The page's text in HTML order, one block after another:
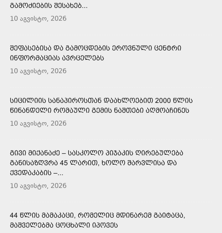
ᲒᲐᲛᲝᲫᲘᲔᲑᲘᲡ ᲨᲔᲡᲐᲮᲔᲑ...
10 აგვისტო, 2026
ᲨᲔᲤᲐᲡᲔᲑᲘᲡᲐ ᲓᲐ ᲒᲐᲛᲝᲪᲓᲔᲑᲘᲡ ᲔᲠᲝᲕᲜᲣᲚᲘ ᲪᲔᲜᲢᲠᲘ
ᲘᲜᲤᲝᲠᲛᲐᲪᲘᲐᲡ ᲐᲕᲠᲪᲔᲚᲔᲑᲡ
10 აგვისტო, 2026
ᲡᲘᲪᲘᲚᲘᲘᲡ ᲡᲐᲜᲐᲞᲘᲠᲝᲡᲗᲐᲜ ᲓᲐᲐᲮᲚᲝᲔᲑᲘᲗ 2000 ᲬᲚᲘᲡ
ᲬᲘᲜᲐᲜᲓᲔᲚᲘ ᲠᲝᲛᲐᲣᲚᲘ ᲒᲔᲛᲘᲡ ᲜᲐᲨᲗᲔᲑᲘ ᲐᲦᲛᲝᲐᲩᲘᲜᲔᲡ
10 აგვისტო, 2026
ᲒᲘᲕᲘ ᲛᲘᲥᲐᲜᲐᲫᲔ – ᲡᲐᲡᲙᲝᲚᲝ ᲞᲘᲯᲐᲙᲘᲡ ᲦᲘᲠᲔᲑᲣᲚᲔᲑᲐ
ᲒᲐᲜᲘᲡᲐᲖᲦᲕᲠᲐ 45 ᲚᲐᲠᲘᲗ, ᲮᲝᲚᲝ ᲨᲐᲠᲕᲚᲘᲡᲐ ᲓᲐ
ᲥᲕᲔᲓᲐᲙᲐᲑᲘᲡ –...
10 აგვისტო, 2026
44 ᲬᲚᲘᲡ ᲛᲐᲛᲐᲙᲐᲪᲘ, ᲠᲝᲛᲔᲚᲘᲪ ᲛᲓᲘᲜᲐᲠᲔᲛ ᲒᲐᲘᲢᲐᲪᲐ,
ᲛᲐᲨᲕᲔᲚᲔᲑᲛᲐ ᲪᲝᲪᲮᲐᲚᲘ ᲘᲞᲝᲕᲔᲡ